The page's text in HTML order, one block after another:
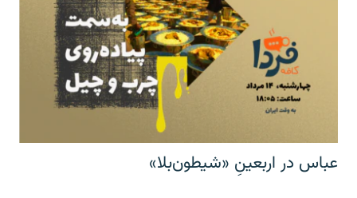
عباس در اربعینِ «شیطون‌بلا»